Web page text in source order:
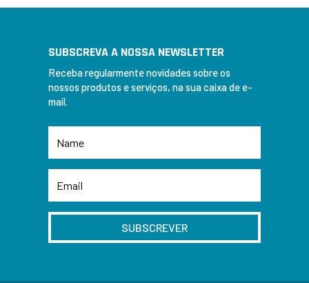
SUBSCREVA A NOSSA NEWSLETTER
Receba regularmente novidades sobre os
nossos produtos e serviços, na sua caixa de e-
mail.
SUBSCREVER